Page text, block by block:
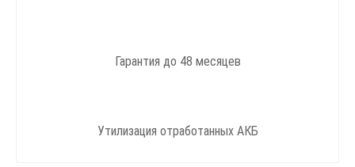
Гарантия до 48 месяцев
Утилизация отработанных АКБ